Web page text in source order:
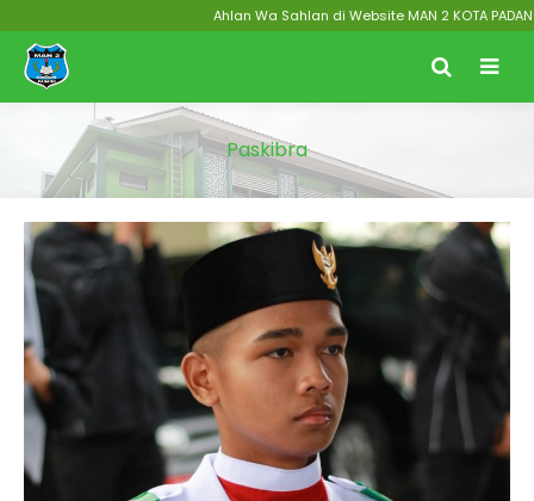
Ahlan Wa Sahlan di Website MAN 2 KOTA
Paskibra